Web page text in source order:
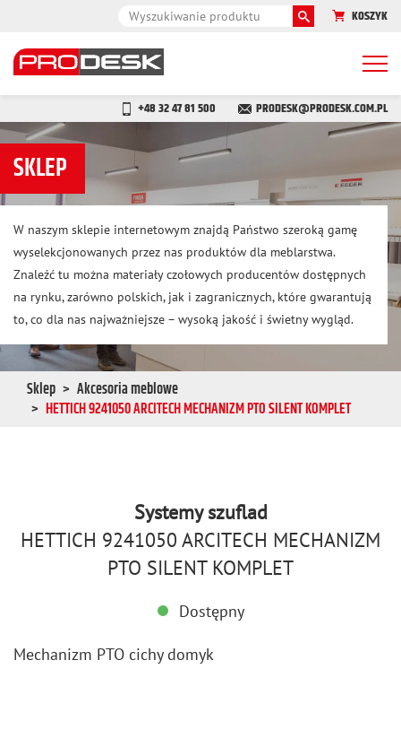
KOSZYK
+48 32 47 81 500 PRODESK@PRODESK.COM.PL
SKLEP
W naszym sklepie internetowym znajdą Państwo szeroką gamę
wyselekcjonowanych przez nas produktów dla meblarstwa.
Znaleźć tu można materiały czołowych producentów dostępnych
na rynku, zarówno polskich, jak i zagranicznych, które gwarantują
to, co dla nas najważniejsze – wysoką jakość i świetny wygląd.
Sklep
Akcesoria meblowe
HETTICH 9241050 ARCITECH MECHANIZM PTO SILENT KOMPLET
Systemy szuflad
HETTICH 9241050 ARCITECH MECHANIZM
PTO SILENT KOMPLET
Dostępny
Me­cha­nizm PTO cichy domyk